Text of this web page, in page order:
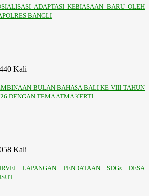
ADAPTASI KEBIASAAN BARU OLEH
BANGLI
440 Kali
BULAN BAHASA BALI KE-VIII TAHUN
DENGAN TEMA ATMA KERTI
Kali
LAPANGAN PENDATAAN SDGs DESA